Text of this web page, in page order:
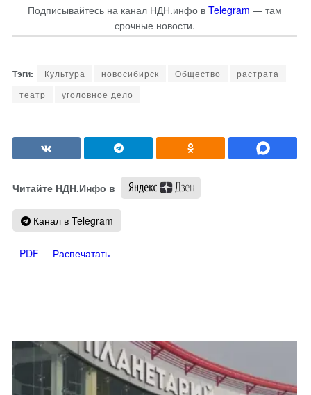
Подписывайтесь на канал НДН.инфо в Telegram — там
срочные новости.
Культура новосибирск Общество
растрата
театр
уголовное дело
Читайте НДН.Инфо в
Канал в Telegram
PDF Распечатать